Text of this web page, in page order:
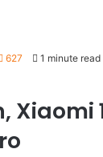
627 1 minute read
Xiaomi